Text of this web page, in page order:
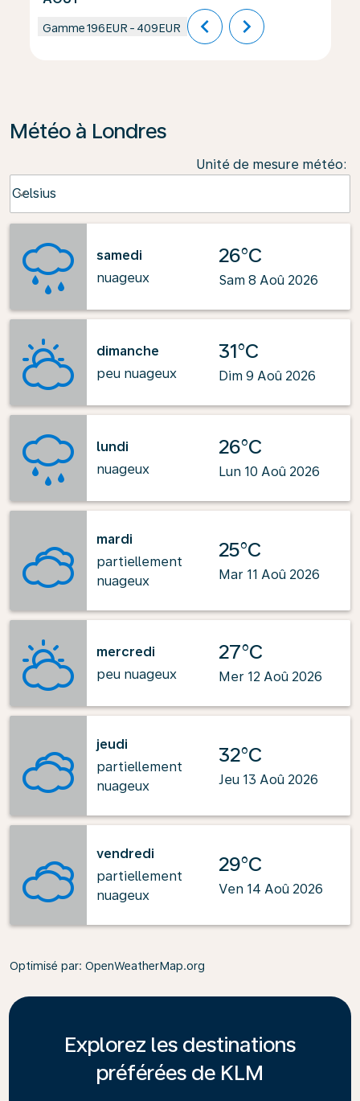
Gamme196EUR - 409EUR chevron_left chevron_right
Météo à Londres
Unité de mesure météo:
Celsius
keyboard_arrow_down
samedi
nuageux
26°C
Sam 8 Aoû 2026
dimanche
peu nuageux
31°C
Dim 9 Aoû 2026
lundi
nuageux
26°C
Lun 10 Aoû 2026
mardi
partiellement
nuageux
25°C
Mar 11 Aoû 2026
mercredi
peu nuageux
27°C
Mer 12 Aoû 2026
jeudi
partiellement
nuageux
32°C
Jeu 13 Aoû 2026
vendredi
partiellement
nuageux
29°C
Ven 14 Aoû 2026
Optimisé par: OpenWeatherMap.org
Explorez les destinations
préférées de KLM